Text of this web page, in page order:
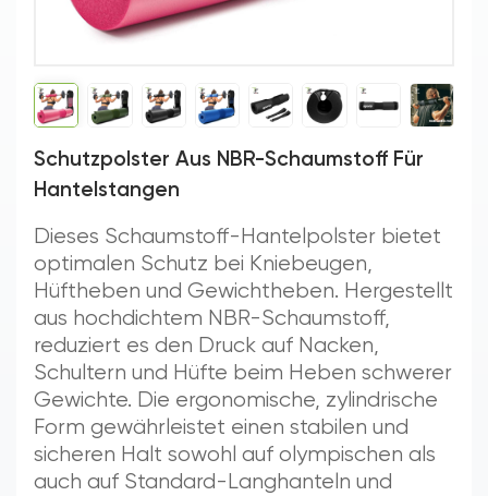
Schutzpolster Aus NBR-Schaumstoff Für
Hantelstangen
Dieses Schaumstoff-Hantelpolster bietet
optimalen Schutz bei Kniebeugen,
Hüftheben und Gewichtheben. Hergestellt
aus hochdichtem NBR-Schaumstoff,
reduziert es den Druck auf Nacken,
Schultern und Hüfte beim Heben schwerer
Gewichte. Die ergonomische, zylindrische
Form gewährleistet einen stabilen und
sicheren Halt sowohl auf olympischen als
auch auf Standard-Langhanteln und